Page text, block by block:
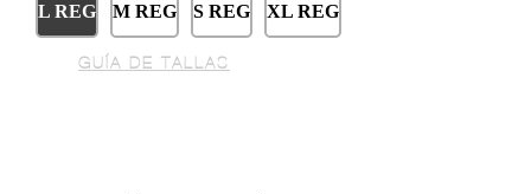
L REG M REG S REG XL REG
GUÍA DE TALLAS